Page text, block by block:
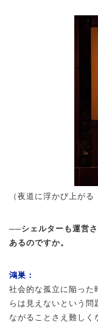
（夜道に浮かび上がる
──シェルターも運営
あるのですか。
鴻巣：
社会的な孤立に陥った
らは見えないという
ながることさえ難しく